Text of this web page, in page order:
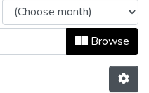
Browse